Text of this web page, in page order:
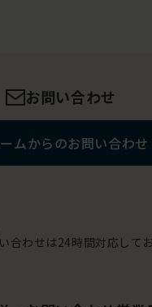
お問い合わせ
ムからのお問い合わせ
わせは24時間対応してお